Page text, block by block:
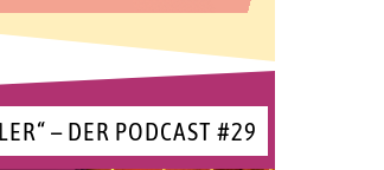
– DER PODCAST #29